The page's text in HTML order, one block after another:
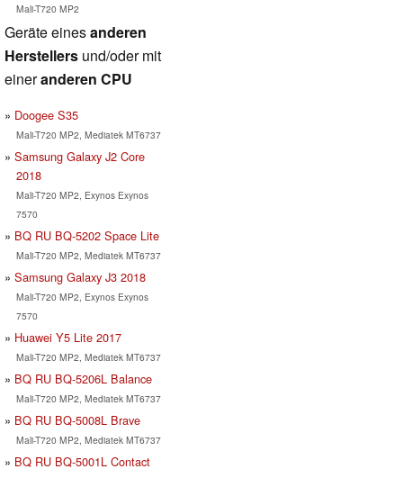
Mali-T720 MP2
Geräte einesanderen
Herstellers und/oder mit
eineranderen CPU
Doogee S35
Mali-T720 MP2, Mediatek MT6737
Samsung Galaxy J2 Core
2018
Mali-T720 MP2, Exynos Exynos
7570
BQ RU BQ-5202 Space Lite
Mali-T720 MP2, Mediatek MT6737
Samsung Galaxy J3 2018
Mali-T720 MP2, Exynos Exynos
7570
Huawei Y5 Lite 2017
Mali-T720 MP2, Mediatek MT6737
BQ RU BQ-5206L Balance
Mali-T720 MP2, Mediatek MT6737
BQ RU BQ-5008L Brave
Mali-T720 MP2, Mediatek MT6737
BQ RU BQ-5001L Contact